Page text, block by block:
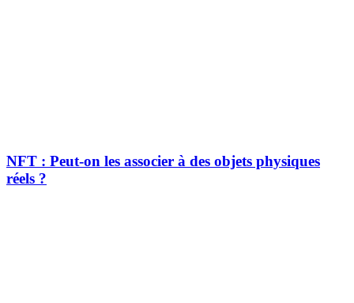
NFT : Peut-on les associer à des objets physiques
réels ?